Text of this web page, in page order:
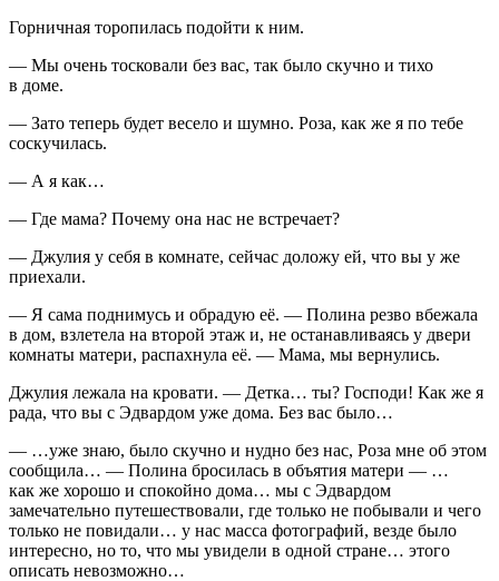
Горничная торопилась подойти к ним.
— Мы очень тосковали без вас, так было скучно и тихо
в доме.
— Зато теперь будет весело и шумно. Роза, как же я по тебе
соскучилась.
— А я как…
— Где мама? Почему она нас не встречает?
— Джулия у себя в комнате, сейчас доложу ей, что вы у же
приехали.
— Я сама поднимусь и обрадую её. — Полина резво вбежала
в дом, взлетела на второй этаж и, не останавливаясь у двери
комнаты матери, распахнула её. — Мама, мы вернулись.
Джулия лежала на кровати. — Детка… ты? Господи! Как же я
рада, что вы с Эдвардом уже дома. Без вас было…
— …уже знаю, было скучно и нудно без нас, Роза мне об этом
сообщила… — Полина бросилась в объятия матери — …
как же хорошо и спокойно дома… мы с Эдвардом
замечательно путешествовали, где только не побывали и чего
только не повидали… у нас масса фотографий, везде было
интересно, но то, что мы увидели в одной стране… этого
описать невозможно…